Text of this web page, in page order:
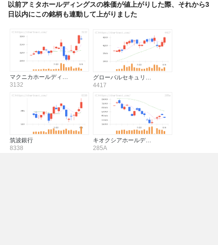
以前アミタホールディングスの株価が値上がりした際、それから3
日以内にこの銘柄も連動して上がりました
マクニカホールディ…
3132
グローバルセキュリ…
4417
筑波銀行
8338
キオクシアホールデ…
285A